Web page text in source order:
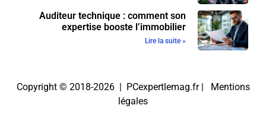
Auditeur technique : comment son
expertise booste l’immobilier
Lire la suite »
Copyright © 2018-2026 | PCexpertlemag.fr | Mentions
légales